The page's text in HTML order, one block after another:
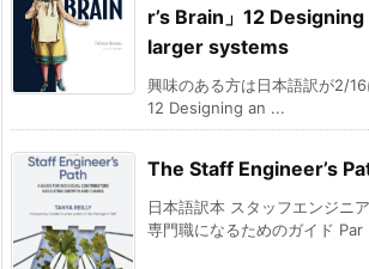
r’s Brain」12
larger systems
興味のある方は日本語訳が2/16
12 Designing an ...
The Staff Engineer’s
日本語訳本 スタッフエンジニ
専門職になるためのガイド Par